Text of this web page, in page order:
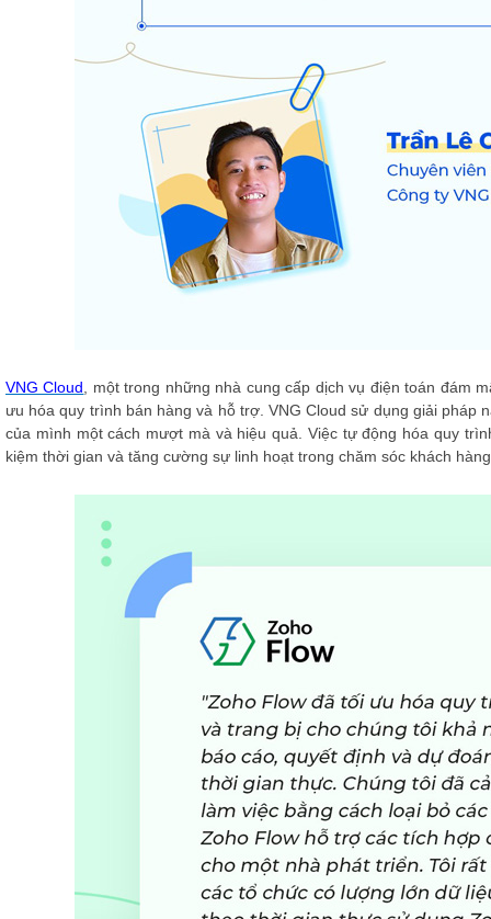
VNG Cloud , một trong những nhà cung cấp dịch vụ điện toán đám
ưu hóa quy trình bán hàng và hỗ trợ. VNG Cloud sử dụng giải pháp
của mình một cách mượt mà và hiệu quả. Việc tự động hóa quy
kiệm thời gian và tăng cường sự linh hoạt trong chăm sóc khách